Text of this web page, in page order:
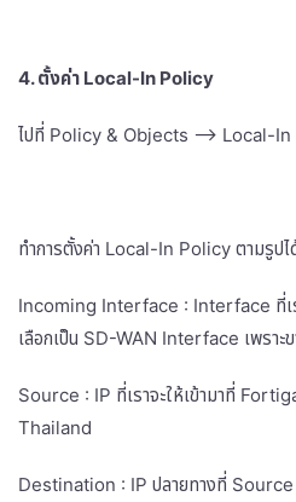
4. ตั้งค่า Local-In Policy
ไปที่ Policy & Objects –> Local-
ทำการตั้งค่า Local-In Policy ตามรูปไ
Incoming Interface : Interface ที่เ
เลือกเป็น SD-WAN Interface เพราะ
Source : IP ที่เราจะให้เข้ามาที่
Thailand
Destination : IP ปลายทางที่ Source